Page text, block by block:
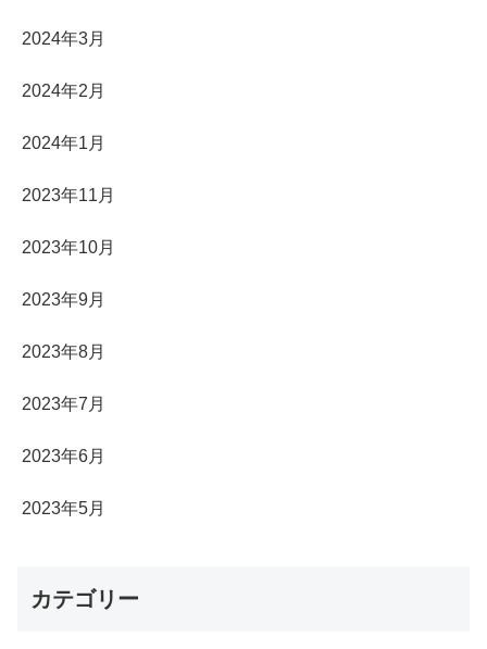
2024年3月
2024年2月
2024年1月
2023年11月
2023年10月
2023年9月
2023年8月
2023年7月
2023年6月
2023年5月
カテゴリー